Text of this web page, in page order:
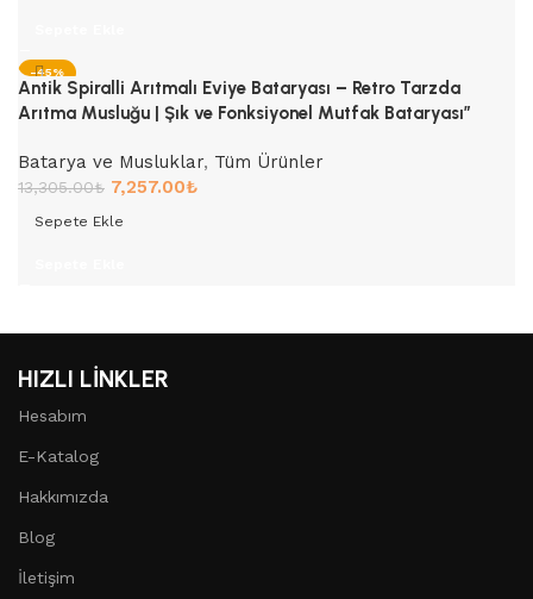
-45%
Antik Spiralli Arıtmalı Eviye Bataryası – Retro Tarzda
Arıtma Musluğu | Şık ve Fonksiyonel Mutfak Bataryası”
Batarya ve Musluklar, Tüm Ürünler
13,305.00₺ 7,257.00₺
Sepete Ekle
HIZLI LİNKLER
Hesabım
E-Katalog
Hakkımızda
Blog
İletişim